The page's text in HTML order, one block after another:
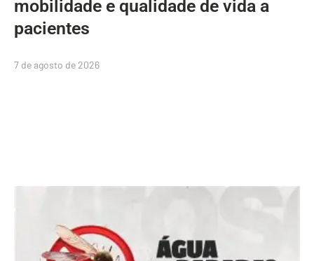
mobilidade e qualidade de vida a
pacientes
7 de agosto de 2026